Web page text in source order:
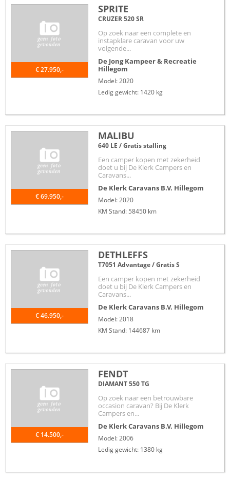
€ 27.950,-
SPRITE
CRUZER 520 SR
Op zoek naar een complete en
instapklare caravan voor uw
volgende...
De Jong Kampeer & Recreatie
Hillegom
Model: 2020
Ledig gewicht: 1420 kg
€ 69.950,-
MALIBU
640 LE / Gratis stalling
Een camper kopen met zekerheid
doet u bij De Klerk Campers en
Caravans...
De Klerk Caravans B.V. Hillegom
Model: 2020
KM Stand: 58450 km
€ 46.950,-
DETHLEFFS
T7051 Advantage / Gratis S
Een camper kopen met zekerheid
doet u bij De Klerk Campers en
Caravans...
De Klerk Caravans B.V. Hillegom
Model: 2018
KM Stand: 144687 km
€ 14.500,-
FENDT
DIAMANT 550 TG
Op zoek naar een betrouwbare
occasion caravan? Bij De Klerk
Campers en...
De Klerk Caravans B.V. Hillegom
Model: 2006
Ledig gewicht: 1380 kg